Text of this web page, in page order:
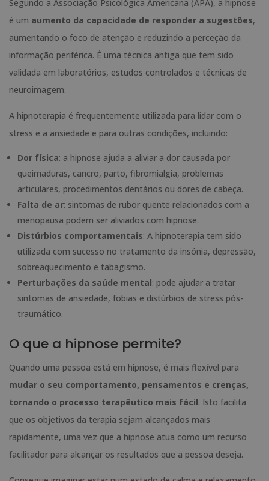
Segundo a Associação Psicológica Americana (APA), a hipnose
é um aumento da capacidade de responder a sugestões,
aumentando o foco de atenção e reduzindo a perceção da
informação periférica. É uma técnica antiga que tem sido
validada em laboratórios, estudos controlados e técnicas de
neuroimagem.
A hipnoterapia é frequentemente utilizada para lidar com o
stress e a ansiedade e para outras condições, incluindo:
Dor física: a hipnose ajuda a aliviar a dor causada por
queimaduras, cancro, parto, fibromialgia, problemas
articulares, procedimentos dentários ou dores de cabeça.
Falta de ar: sintomas de rubor quente relacionados com a
menopausa podem ser aliviados com hipnose.
Distúrbios comportamentais: A hipnoterapia tem sido
utilizada com sucesso no tratamento da insónia, depressão,
sobreaquecimento e tabagismo.
Perturbações da saúde mental: pode ajudar a tratar
sintomas de ansiedade, fobias e distúrbios de stress pós-
traumático.
O que a hipnose permite?
Quando uma pessoa está em hipnose, é mais flexível para
mudar o seu comportamento, pensamentos e crenças,
tornando o processo terapêutico mais fácil. Isto facilita
que os objetivos da terapia sejam alcançados mais
rapidamente, uma vez que a hipnose atua como um recurso
facilitador para alcançar os resultados que a pessoa deseja.